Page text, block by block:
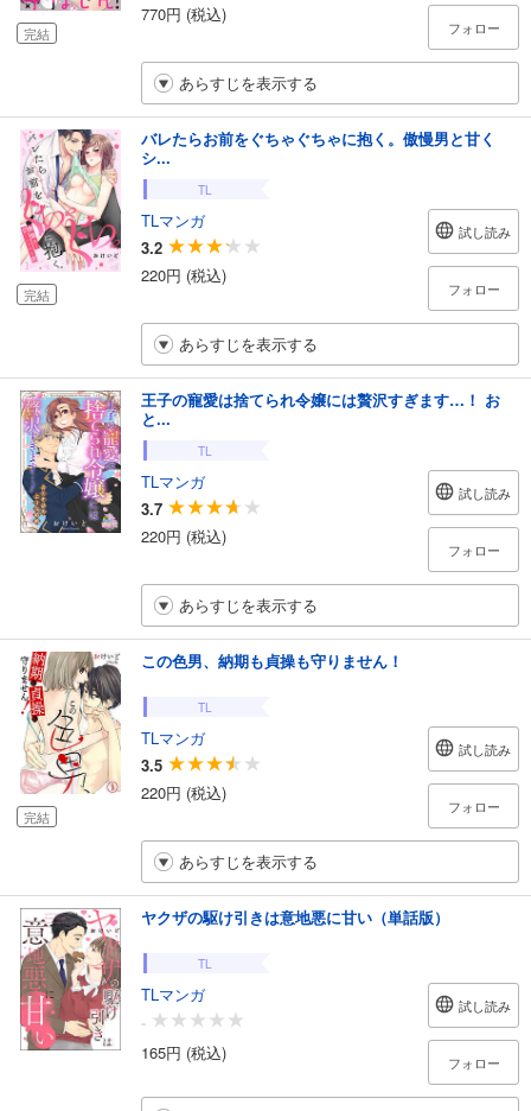
完結
770円 (税込)
フォロー
あらすじを表示する
完結
バレたらお前をぐちゃぐちゃに抱く。傲慢男と甘く
シ...
TL
TLマンガ
3.2
220円 (税込)
試し読み
フォロー
あらすじを表示する
王子の寵愛は捨てられ令嬢には贅沢すぎます…！ お
と...
TL
TLマンガ
3.7
220円 (税込)
試し読み
フォロー
あらすじを表示する
完結
この色男、納期も貞操も守りません！
TL
TLマンガ
3.5
220円 (税込)
試し読み
フォロー
あらすじを表示する
ヤクザの駆け引きは意地悪に甘い（単話版）
TL
TLマンガ
-
165円 (税込)
試し読み
フォロー